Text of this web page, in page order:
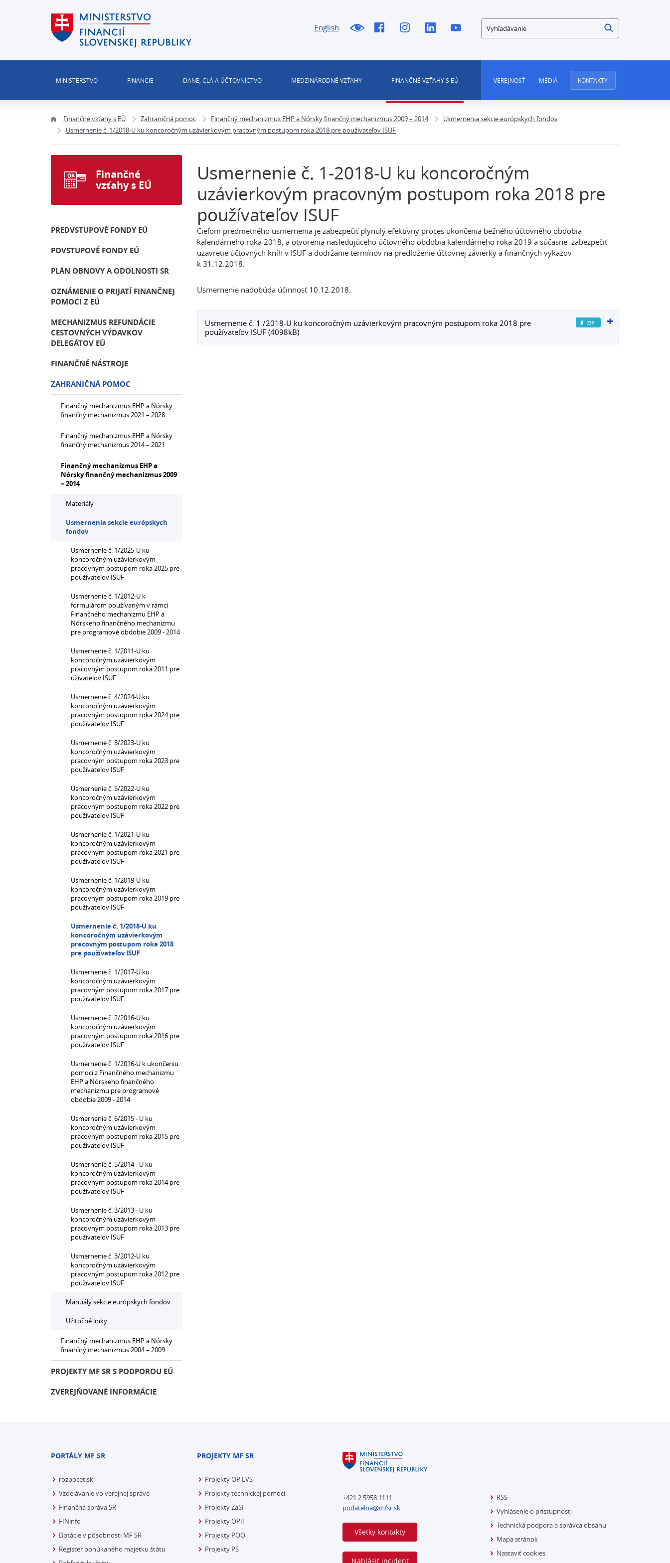
English Vyhľadávanie
MINISTERSTVO FINANCIE DANE, CLÁ A ÚČTOVNÍCTVO MEDZINÁRODNÉ VZŤAHY FINANČNÉ VZŤAHY S EÚ VEREJNOSŤ MÉDIÁ KONTAKTY
Finančné vzťahy s EÚ Zahraničná pomoc Finančný mechanizmus EHP a Nórsky finančný mechanizmus 2009 – 2014
Usmernenia sekcie európskych fondov
Usmernenie č. 1/2018-U ku koncoročným uzávierkovým pracovným postupom roka 2018 pre používateľov ISUF
Usmernenie č. 1-2018-U ku koncoročným
uzávierkovým pracovným postupom roka 2018 pre
používateľov ISUF
Cieľom predmetného usmernenia je zabezpečiť plynulý efektívny proces ukončenia bežného účtovného obdobia
kalendárneho roka 2018, a otvorenia nasledujúceho účtovného obdobia kalendárneho roka 2019 a súčasne zabezpečiť
uzavretie účtovných kníh v ISUF a dodržanie termínov na predloženie účtovnej závierky a finančných výkazov
k 31.12.2018.
Usmernenie nadobúda účinnosť 10.12.2018.
Usmernenie č. 1 /2018-U ku koncoročným uzávierkovým pracovným postupom roka 2018 pre
používateľov ISUF (4098kB)
Finančné
vzťahy s EÚ
PREDVSTUPOVÉ FONDY EÚ
POVSTUPOVÉ FONDY EÚ
PLÁN OBNOVY A ODOLNOSTI SR
OZNÁMENIE O PRIJATÍ FINANČNEJ
POMOCI Z EÚ
MECHANIZMUS REFUNDÁCIE
CESTOVNÝCH VÝDAVKOV
DELEGÁTOV EÚ
FINANČNÉ NÁSTROJE
ZAHRANIČNÁ POMOC
Finančný mechanizmus EHP a Nórsky
finančný mechanizmus 2021 – 2028
Finančný mechanizmus EHP a Nórsky
finančný mechanizmus 2014 – 2021
Finančný mechanizmus EHP a
Nórsky finančný mechanizmus 2009
– 2014
Materiály
Usmernenia sekcie európskych
fondov
Usmernenie č. 1/2025-U ku
koncoročným uzávierkovým
pracovným postupom roka 2025 pre
používateľov ISUF
Usmernenie č. 1/2012-U k
formulárom používaným v rámci
Finančného mechanizmu EHP a
Nórskeho finančného mechanizmu
pre programové obdobie 2009 - 2014
Usmernenie č. 1/2011-U ku
koncoročným uzávierkovým
pracovným postupom roka 2011 pre
užívateľov ISUF
Usmernenie č. 4/2024-U ku
koncoročným uzávierkovým
pracovným postupom roka 2024 pre
používateľov ISUF
Usmernenie č. 3/2023-U ku
koncoročným uzávierkovým
pracovným postupom roka 2023 pre
používateľov ISUF
Usmernenie č. 5/2022-U ku
koncoročným uzávierkovým
pracovným postupom roka 2022 pre
používateľov ISUF
Usmernenie č. 1/2021-U ku
koncoročným uzávierkovým
pracovným postupom roka 2021 pre
používateľov ISUF
Usmernenie č. 1/2019-U ku
koncoročným uzávierkovým
pracovným postupom roka 2019 pre
používateľov ISUF
Usmernenie č. 1/2018-U ku
koncoročným uzávierkovým
pracovným postupom roka 2018
pre používateľov ISUF
Usmernenie č. 1/2017-U ku
koncoročným uzávierkovým
pracovným postupom roka 2017 pre
používateľov ISUF
Usmernenie č. 2/2016-U ku
koncoročným uzávierkovým
pracovným postupom roka 2016 pre
používateľov ISUF
Usmernenie č. 1/2016-U k ukončeniu
pomoci z Finančného mechanizmu
EHP a Nórskeho finančného
mechanizmu pre programové
obdobie 2009 - 2014
Usmernenie č. 6/2015 - U ku
koncoročným uzávierkovým
pracovným postupom roka 2015 pre
používateľov ISUF
Usmernenie č. 5/2014 - U ku
koncoročným uzávierkovým
pracovným postupom roka 2014 pre
používateľov ISUF
Usmernenie č. 3/2013 - U ku
koncoročným uzávierkovým
pracovným postupom roka 2013 pre
používateľov ISUF
Usmernenie č. 3/2012-U ku
koncoročným uzávierkovým
pracovným postupom roka 2012 pre
používateľov ISUF
Manuály sekcie európskych fondov
Užitočné linky
Finančný mechanizmus EHP a Nórsky
finančný mechanizmus 2004 – 2009
PROJEKTY MF SR S PODPOROU EÚ
ZVEREJŇOVANÉ INFORMÁCIE
PORTÁLY MF SR
rozpocet.sk
Vzdelávanie vo verejnej správe
Finančná správa SR
FINinfo
Dotácie v pôsobnosti MF SR
Register ponúkaného majetku štátu
PROJEKTY MF SR
Projekty OP EVS
Projekty technickej pomoci
Projekty ZaSI
Projekty OPII
Projekty POO
Projekty PS
+421 2 5958 1111
podatelna@mfsr.sk
Všetky kontakty
Nahlásiť incident
RSS
Vyhlásenie o prístupnosti
Technická podpora a správca obsahu
Mapa stránok
Nastaviť cookies